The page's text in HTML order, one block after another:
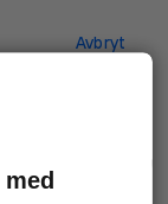
Avbryt